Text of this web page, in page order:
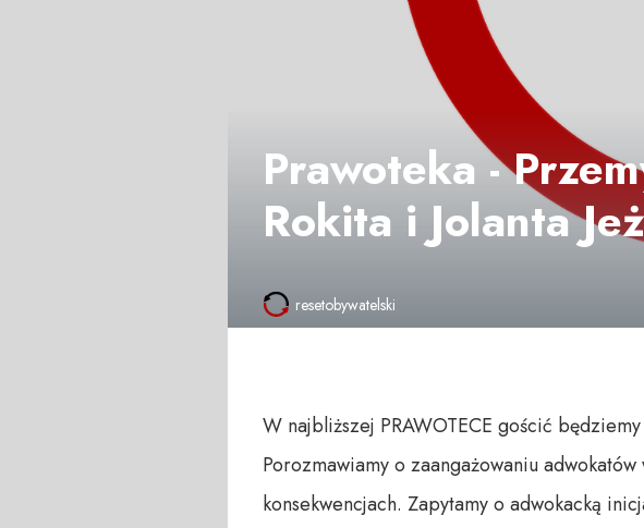
Prawoteka -
Rokita i Jolanta
resetobywatelski
W najbliższej PRAWOTECE gościć
Porozmawiamy o zaangażowaniu
konsekwencjach. Zapytamy o adwokacką